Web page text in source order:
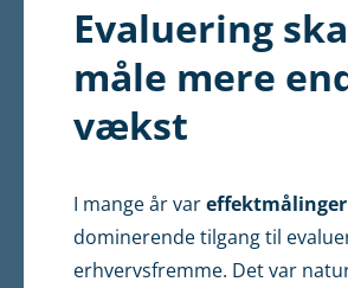
Evaluering
måle mere
vækst
I mange år vareffektmålinger
dominerende tilgang til
erhvervsfremme. Det var